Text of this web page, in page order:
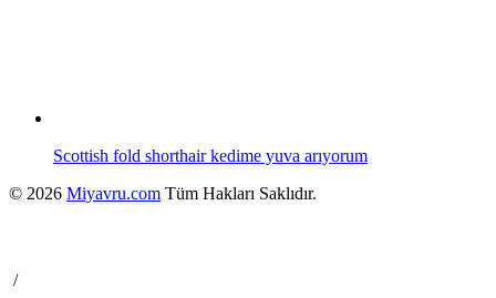
Scottish fold shorthair kedime yuva arıyorum
© 2026 Miyavru.com Tüm Hakları Saklıdır.
/